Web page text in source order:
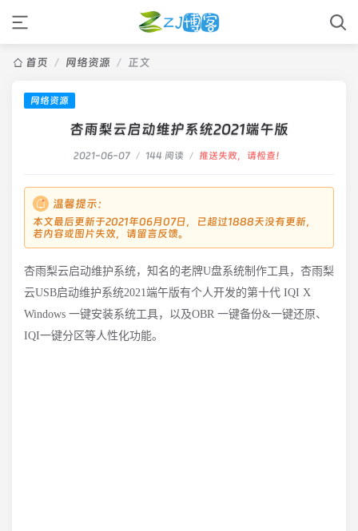
首页 / 网络资源 / 正文
网络资源
杏雨梨云启动维护系统2021端午版
2021-06-07 / 144 阅读 / 推送失败，请检查！
温馨提示：
本文最后更新于2021年06月07日，已超过1888天没有更新，
若内容或图片失效，请留言反馈。
杏雨梨云启动维护系统，知名的老牌U盘系统制作工具，杏雨梨
云USB启动维护系统2021端午版有个人开发的第十代 IQI X
Windows 一键安装系统工具，以及OBR 一键备份&一键还原、
IQI一键分区等人性化功能。